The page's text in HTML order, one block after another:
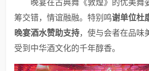
晚宴在古典舞《敦煌》的优美舞
筹交错，情谊融融。特别鸣谢单位杜
晚宴酒水赞助支持，使与会者在品味
受到中华酒文化的千年醇香。